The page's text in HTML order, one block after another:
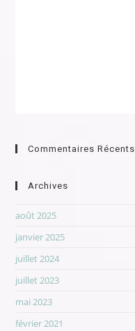
Commentaires Récents
Archives
août 2025
janvier 2025
juillet 2024
juillet 2023
mai 2023
février 2021